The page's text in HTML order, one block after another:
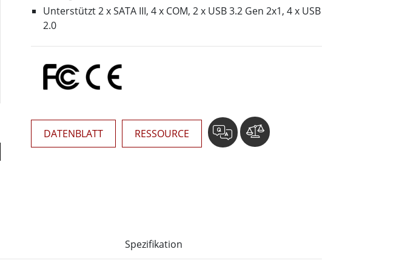
Panel-PCs für das Gesundheitswesen
Display für das Gesundheitswesen
More
KI-Computer
Edge-KI-Mobilität
Edge AI Panel-PCs
Edelstahlqualität
Unterstützt 2 x SATA III, 4 x COM, 2 x USB 3.2 Gen 2x1, 4 x USB
2.0
DATENBLATT RESSOURCE
Spezifikation